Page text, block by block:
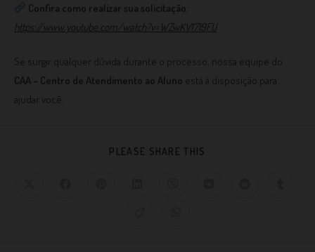
Confira como realizar sua solicitação:
https://www.youtube.com/watch?v=WZwKV17I9FU
Se surgir qualquer dúvida durante o processo, nossa equipe do
CAA – Centro de Atendimento ao Aluno está à disposição para
ajudar você.
PLEASE SHARE THIS